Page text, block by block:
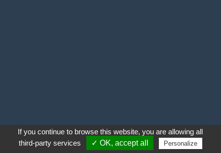
If you continue to browse this website, you are allowing all
third-party services
✓ OK, accept all Personalize